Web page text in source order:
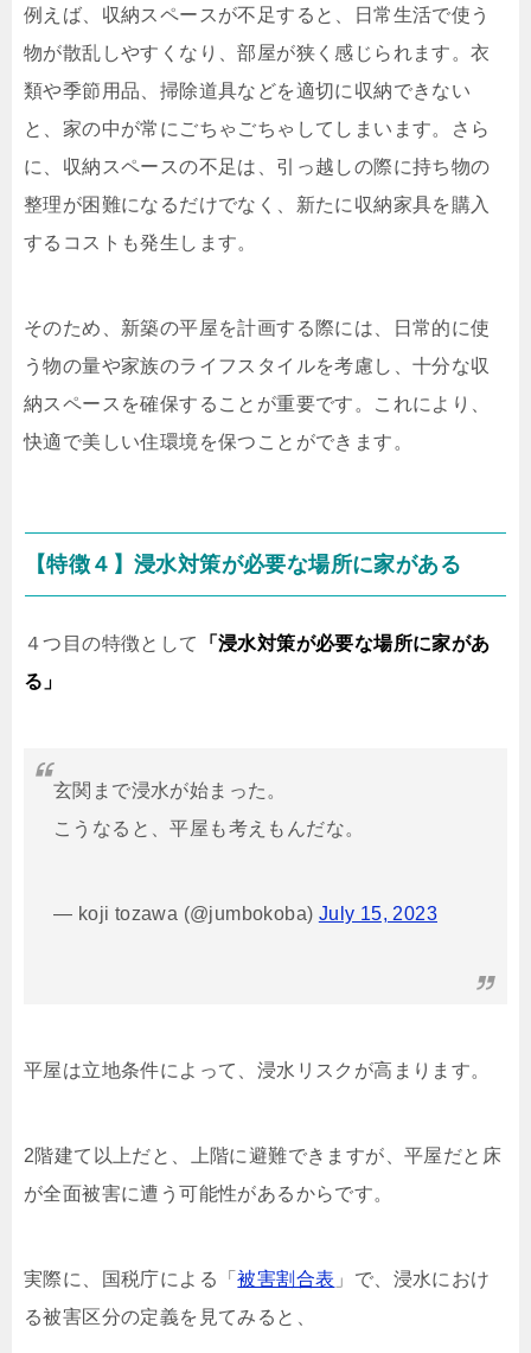
例えば、収納スペースが不足すると、日常生活で使う
物が散乱しやすくなり、部屋が狭く感じられます。衣
類や季節用品、掃除道具などを適切に収納できない
と、家の中が常にごちゃごちゃしてしまいます。さら
に、収納スペースの不足は、引っ越しの際に持ち物の
整理が困難になるだけでなく、新たに収納家具を購入
するコストも発生します。
そのため、新築の平屋を計画する際には、日常的に使
う物の量や家族のライフスタイルを考慮し、十分な収
納スペースを確保することが重要です。これにより、
快適で美しい住環境を保つことができます。
【特徴４】浸水対策が必要な場所に家がある
４つ目の特徴として
「浸水対策が必要な場所に家があ
る」
玄関まで浸水が始まった。
こうなると、平屋も考えもんだな。
— koji tozawa (@jumbokoba) July 15, 2023
平屋は立地条件によって、浸水リスクが高まります。
2階建て以上だと、上階に避難できますが、平屋だと床
が全面被害に遭う可能性があるからです。
実際に、国税庁による「被害割合表 」で、浸水におけ
る被害区分の定義を見てみると、